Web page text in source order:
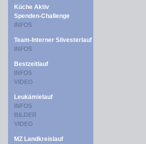
Küche Aktiv
Spenden-Challenge
INFOS
Team-Interner Silvesterlauf
INFOS
Bestzeitlauf
INFOS
VIDEO
Leukämielauf
INFOS
BILDER
VIDEO
MZ Landkreislauf